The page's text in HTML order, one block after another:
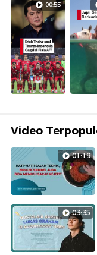
00:55
Video
01:19
03:35